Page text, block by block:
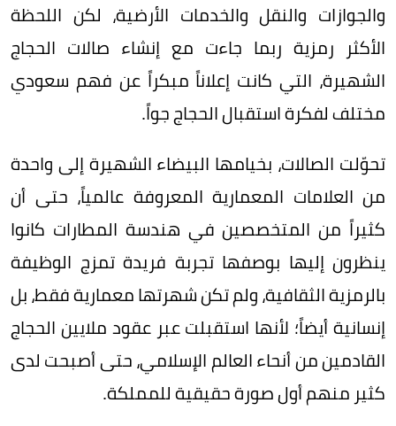
والجوازات والنقل والخدمات الأرضية، لكن اللحظة
الأكثر رمزية ربما جاءت مع إنشاء صالات الحجاج
الشهيرة، التي كانت إعلاناً مبكراً عن فهم سعودي
مختلف لفكرة استقبال الحجاج جواً.
تحوّلت الصالات، بخيامها البيضاء الشهيرة إلى واحدة
من العلامات المعمارية المعروفة عالمياً، حتى أن
كثيراً من المتخصصين في هندسة المطارات كانوا
ينظرون إليها بوصفها تجربة فريدة تمزج الوظيفة
بالرمزية الثقافية، ولم تكن شهرتها معمارية فقط، بل
إنسانية أيضاً؛ لأنها استقبلت عبر عقود ملايين الحجاج
القادمين من أنحاء العالم الإسلامي، حتى أصبحت لدى
كثير منهم أول صورة حقيقية للمملكة.